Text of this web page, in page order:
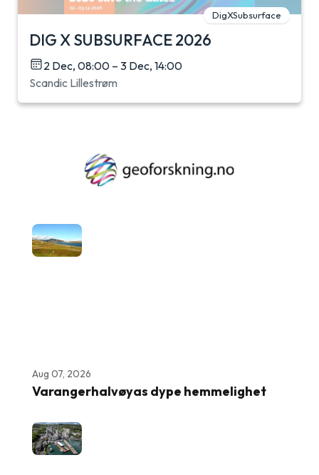
DigXSubsurface
DIG X SUBSURFACE 2026
2 Dec, 08:00 – 3 Dec, 14:00
Scandic Lillestrøm
Aug 07, 2026
Varangerhalvøyas dype hemmelighet